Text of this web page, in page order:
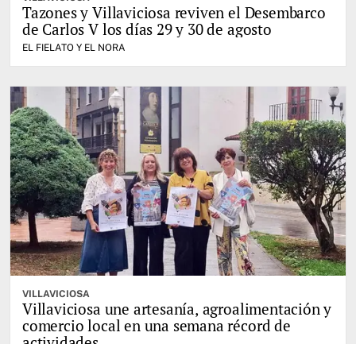
Tazones y Villaviciosa reviven el Desembarco
de Carlos V los días 29 y 30 de agosto
EL FIELATO Y EL NORA
VILLAVICIOSA
Villaviciosa une artesanía, agroalimentación y
comercio local en una semana récord de